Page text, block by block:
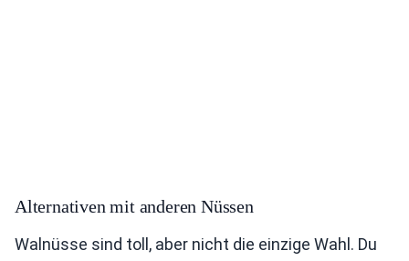
Alternativen mit anderen Nüssen
Walnüsse sind toll, aber nicht die einzige Wahl. Du